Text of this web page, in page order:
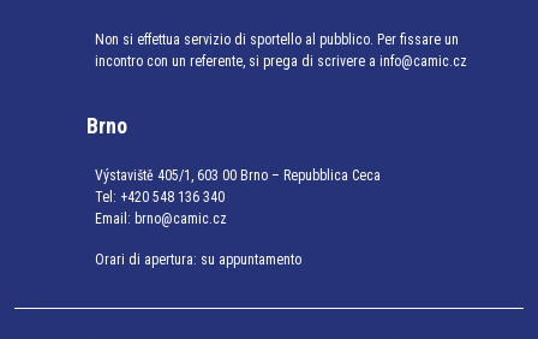
Non si effettua servizio di sportello al pubblico. Per fissare un
incontro con un referente, si prega di scrivere a info@camic.cz
Brno
Výstaviště 405/1, 603 00 Brno – Repubblica Ceca
Tel: +420 548 136 340
Email: brno@camic.cz
Orari di apertura: su appuntamento